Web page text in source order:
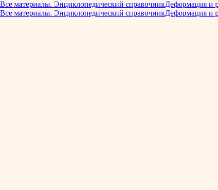
Все материалы. Энциклопедический справочникДеформация и
Все материалы. Энциклопедический справочникДеформация и